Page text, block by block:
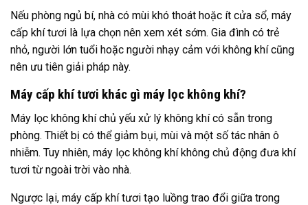
Nếu phòng ngủ bí, nhà có mùi khó thoát hoặc ít cửa sổ, máy
cấp khí tươi là lựa chọn nên xem xét sớm. Gia đình có trẻ
nhỏ, người lớn tuổi hoặc người nhạy cảm với không khí cũng
nên ưu tiên giải pháp này.
Máy cấp khí tươi khác gì máy lọc không khí?
Máy lọc không khí chủ yếu xử lý không khí có sẵn trong
phòng. Thiết bị có thể giảm bụi, mùi và một số tác nhân ô
nhiễm. Tuy nhiên, máy lọc không khí không chủ động đưa khí
tươi từ ngoài trời vào nhà.
Ngược lại, máy cấp khí tươi tạo luồng trao đổi giữa trong